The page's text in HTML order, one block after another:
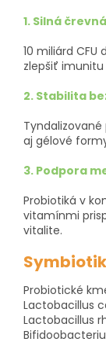
1. Silná
10 miliárd
zlepšiť
2. Stabilita
aj gélové
3. Podpora
Probiotiká v
vitamínmi
vitalite.
Probiotické
Lactobacillus
Lactobacillus